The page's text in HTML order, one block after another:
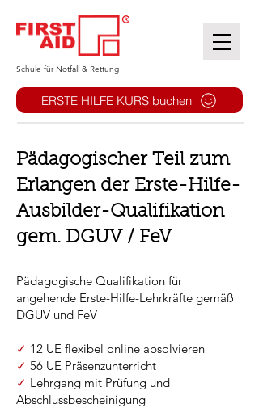
​Schule für Notfall & Rettung
ERSTE HILFE KURS buchen
Pädagogischer Teil zum
Erlangen der Erste-Hilfe-
Ausbilder-Qualifikation
gem. DGUV / FeV
Pädagogische Qualifikation für
angehende Erste-Hilfe-Lehrkräfte gemäß
DGUV und FeV
✓ 12 UE flexibel online absolvieren
✓ 56 UE Präsenzunterricht
✓ Lehrgang mit Prüfung und
Abschlussbescheinigung